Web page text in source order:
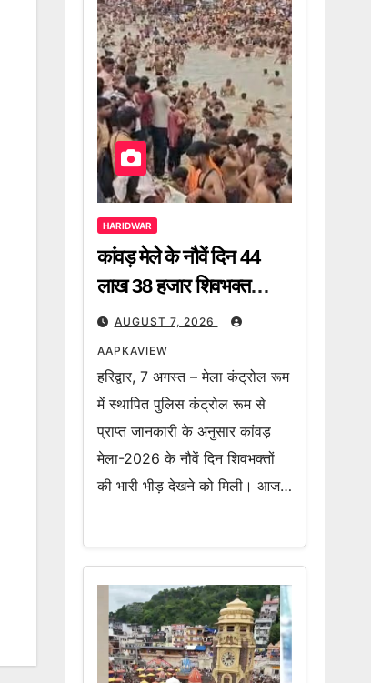
HARIDWAR
कांवड़ मेले के नौवें दिन 44
लाख 38 हजार शिवभक्त
गंगाजल लेकर हुए रवाना, 2
करोड़ 64 लाख 8 हजार
शिवभक्त अब तक उठा चुके हैं
गंगा जल
AUGUST 7, 2026
AAPKAVIEW
हरिद्वार, 7 अगस्त – मेला कंट्रोल रूम
में स्थापित पुलिस कंट्रोल रूम से
प्राप्त जानकारी के अनुसार कांवड़
मेला-2026 के नौवें दिन शिवभक्तों
की भारी भीड़ देखने को मिली। आज…